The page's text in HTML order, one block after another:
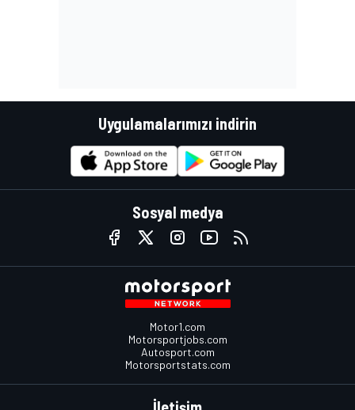
Uygulamalarımızı indirin
Sosyal medya
Motor1.com
Motorsportjobs.com
Autosport.com
Motorsportstats.com